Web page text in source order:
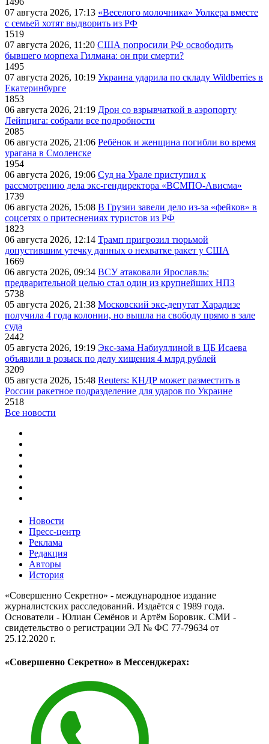
07 августа 2026, 17:13 «Веселого молочника» Уолкера вместе
с семьей хотят выдворить из РФ
1519
07 августа 2026, 11:20 США попросили РФ освободить
бывшего морпеха Гилмана: он при смерти?
1495
07 августа 2026, 10:19 Украина ударила по складу Wildberries в
Екатеринбурге
1853
06 августа 2026, 21:19 Дрон со взрывчаткой в аэропорту
Лейпцига: собрали все подробности
2085
06 августа 2026, 21:06 Ребёнок и женщина погибли во время
урагана в Смоленске
1954
06 августа 2026, 19:06 Суд на Урале приступил к
рассмотрению дела экс-гендиректора «ВСМПО-Ависма»
1739
06 августа 2026, 15:08 В Грузии завели дело из-за «фейков» в
соцсетях о притеснениях туристов из РФ
1823
06 августа 2026, 12:14 Трамп пригрозил тюрьмой
допустившим утечку данных о нехватке ракет у США
1669
06 августа 2026, 09:34 ВСУ атаковали Ярославль:
предварительной целью стал один из крупнейших НПЗ
5738
05 августа 2026, 21:38 Московский экс-депутат Харадизе
получила 4 года колонии, но вышла на свободу прямо в зале
суда
2442
05 августа 2026, 19:19 Экс-зама Набиуллиной в ЦБ Исаева
объявили в розыск по делу хищения 4 млрд рублей
3209
05 августа 2026, 15:48 Reuters: КНДР может разместить в
России ракетное подразделение для ударов по Украине
2518
Все новости
Новости
Пресс-центр
Реклама
Редакция
Авторы
История
«Совершенно Секретно» - международное издание
журналистских расследований. Издаётся с 1989 года.
Основатели - Юлиан Семёнов и Артём Боровик. CМИ -
свидетельство о регистрации ЭЛ № ФС 77-79634 от
25.12.2020 г.
«Совершенно Секретно» в Мессенджерах: